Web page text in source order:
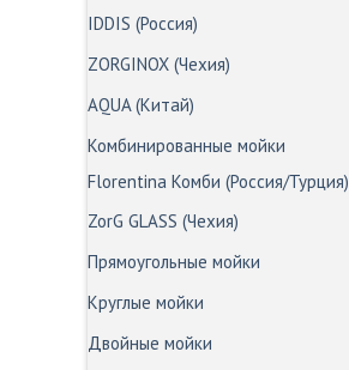
IDDIS (Россия)
ZORGINOX (Чехия)
AQUA (Китай)
Комбинированные мойки
Florentina Комби (Россия/Турция)
ZorG GLASS (Чехия)
Прямоугольные мойки
Круглые мойки
Двойные мойки